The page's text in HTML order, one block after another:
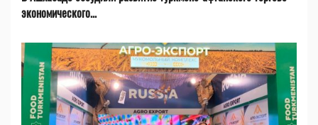
экономического...